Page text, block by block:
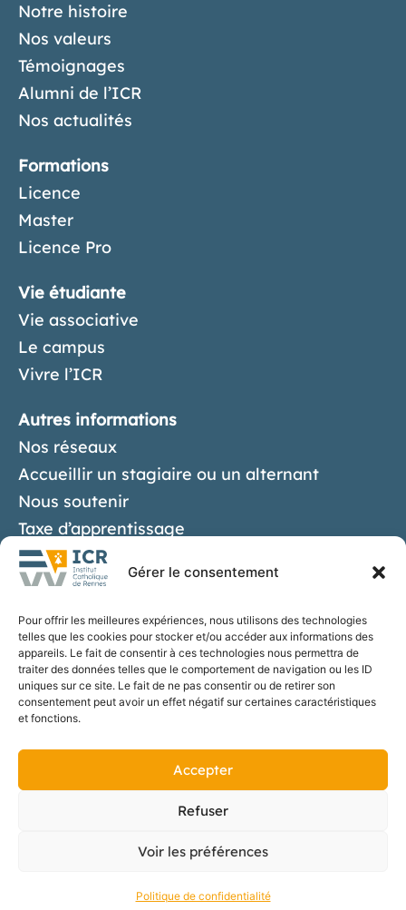
Gérer le consentement
Pour offrir les meilleures expériences, nous utilisons des technologies
telles que les cookies pour stocker et/ou accéder aux informations des
appareils. Le fait de consentir à ces technologies nous permettra de
traiter des données telles que le comportement de navigation ou les ID
uniques sur ce site. Le fait de ne pas consentir ou de retirer son
consentement peut avoir un effet négatif sur certaines caractéristiques
et fonctions.
Accepter
Refuser
Voir les préférences
Politique de confidentialité
Notre histoire
Nos valeurs
Témoignages
Alumni de l’ICR
Nos actualités
Formations
Licence
Master
Licence Pro
Vie étudiante
Vie associative
Le campus
Vivre l’ICR
Autres informations
Nos réseaux
Accueillir un stagiaire ou un alternant
Nous soutenir
Taxe d’apprentissage
Liens utiles
S'inscrire
© des ronds dans l’eau – 2026
Suivez-nous